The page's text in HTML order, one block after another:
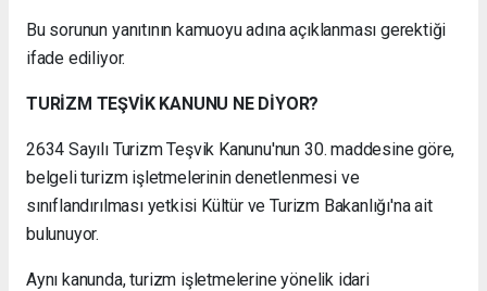
Bu sorunun yanıtının kamuoyu adına açıklanması gerektiği
ifade ediliyor.
TURİZM TEŞVİK KANUNU NE DİYOR?
2634 Sayılı Turizm Teşvik Kanunu'nun 30. maddesine göre,
belgeli turizm işletmelerinin denetlenmesi ve
sınıflandırılması yetkisi Kültür ve Turizm Bakanlığı'na ait
bulunuyor.
Aynı kanunda, turizm işletmelerine yönelik idari